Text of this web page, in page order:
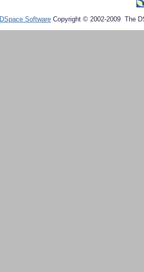
DSpace Software Copyright © 2002-2009 The